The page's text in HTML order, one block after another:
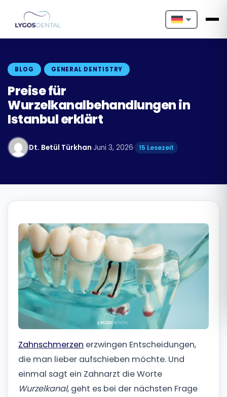
Nederlands
Deutsch
Español
Italiano
Български
Română
Русский
BLOG GENERAL DENTISTRY
Preise für
Wurzelkanalbehandlungen in
Istanbul erklärt
Dt. Betül Türkhan·Juni 3, 2026· 15 Lesezeit
Zahnschmerzen erzwingen Entscheidungen,
die man lieber aufschieben möchte. Und
einmal sagt ein Zahnarzt die Worte
Wurzelkanal, geht es bei der nächsten Frage